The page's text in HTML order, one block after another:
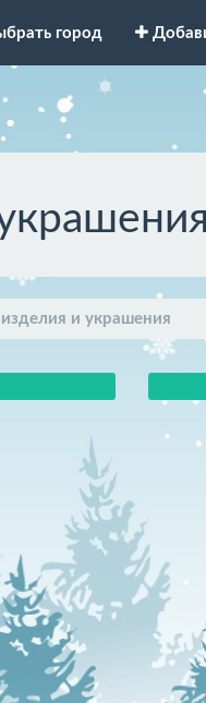
город
и украшения